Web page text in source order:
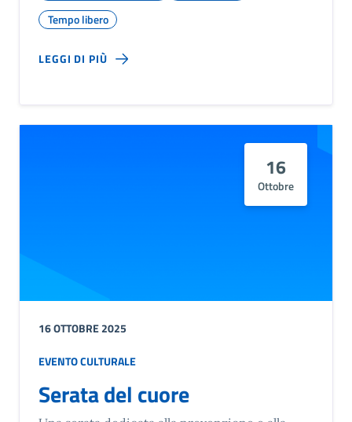
Tempo libero
LEGGI DI PIÙ
16
Ottobre
16 OTTOBRE 2025
EVENTO CULTURALE
Serata del cuore